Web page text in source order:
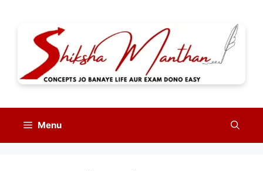
content
Menu